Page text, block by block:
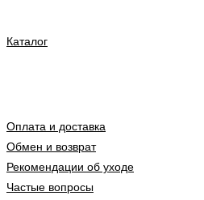
Каталог
Оплата и доставка
Обмен и возврат
Рекомендации об уходе
Частые вопросы